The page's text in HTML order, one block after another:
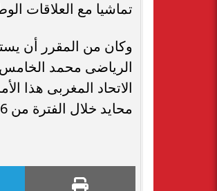
تماشيا مع العلاقات
وكان من المقرر أن
الرياضى محمد
الاتحاد المغربى هذا
محايد خلال الفترة من 16 لـ20 فبراير مع تحمل الوداد كافة التكاليف الخاصة بتنظيم المباراة.